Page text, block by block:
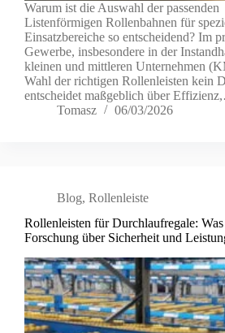
Warum ist die Auswahl der passenden
Listenförmigen Rollenbahnen für
Einsatzbereiche so entscheidend? Im
Gewerbe, insbesondere in der
kleinen und mittleren Unternehmen
Wahl der richtigen Rollenleisten kein
entscheidet maßgeblich über
Tomasz
06/03/2026
Blog, Rollenleiste
Rollenleisten für Durchlaufregale:
Forschung über Sicherheit und